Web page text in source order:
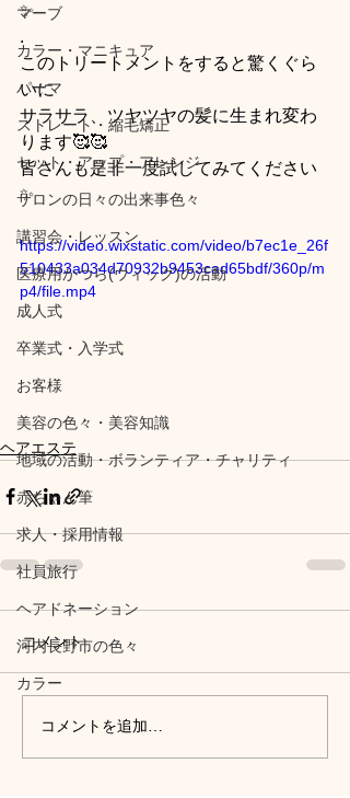
マーブ
カラー・マニキュア
パーマ
ストレート・縮毛矯正
セット・アップ・アレンジ
サロンの日々の出来事色々
講習会・レッスン
医療用かつら(ウィッグ)の活動
成人式
卒業式・入学式
お客様
美容の色々・美容知識
地域の活動・ボランティア・チャリティ
赤ちゃん筆
求人・採用情報
社員旅行
ヘアドネーション
河内長野市の色々
カラー
✨
.
このトリートメントをすると驚くぐら
いに
サラサラ、ツヤツヤの髪に生まれ変わ
ります🥰🥰
皆さんも是非一度試してみてください
✨
https://video.wixstatic.com/video/b7ec1e_26f
510433a034d70932b9453cad65bdf/360p/m
p4/file.mp4
ヘアエステ
コメント
コメントを追加…